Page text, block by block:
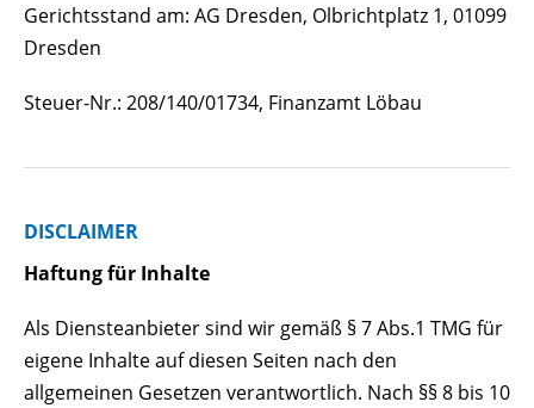
Gerichtsstand am: AG Dresden, Olbrichtplatz 1, 01099
Dresden
Steuer-Nr.: 208/140/01734, Finanzamt Löbau
DISCLAIMER
Haftung für Inhalte
Als Diensteanbieter sind wir gemäß § 7 Abs.1 TMG für
eigene Inhalte auf diesen Seiten nach den
allgemeinen Gesetzen verantwortlich. Nach §§ 8 bis 10